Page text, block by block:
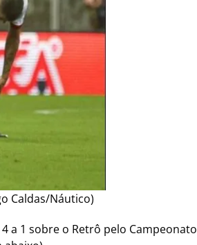
Caldas/Náutico)
a 1 sobre o Retrô pelo Campeonato